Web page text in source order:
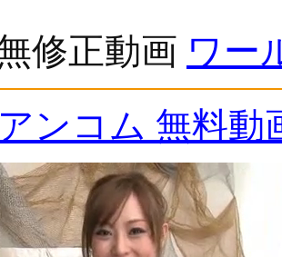
修正動画 ワー
ンコム 無料動